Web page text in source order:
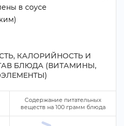
в соусе
КАЛОРИЙНОСТЬ И
БЛЮДА (ВИТАМИНЫ,
Содержание питательных
еществ на 100рамм блюда